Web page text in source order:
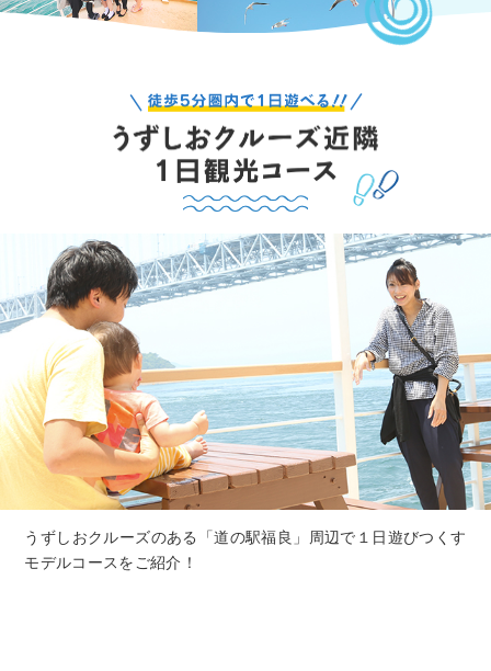
うずしおクルーズのある「道の駅福良」周辺で１日遊びつくす
モデルコースをご紹介！